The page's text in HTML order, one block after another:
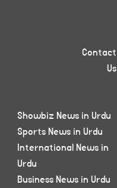
Contact
Us
Showbiz News in Urdu
Sports News in Urdu
International News in
Urdu
Business News in Urdu